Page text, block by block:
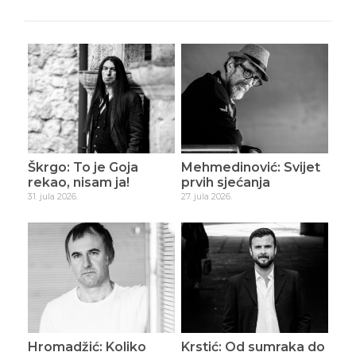
Škrgo: To je Goja
rekao, nisam ja!
31. jula 2026.
Mehmedinović: Svijet
prvih sjećanja
27. jula 2026.
Hromadžić: Koliko
Krstić: Od sumraka do